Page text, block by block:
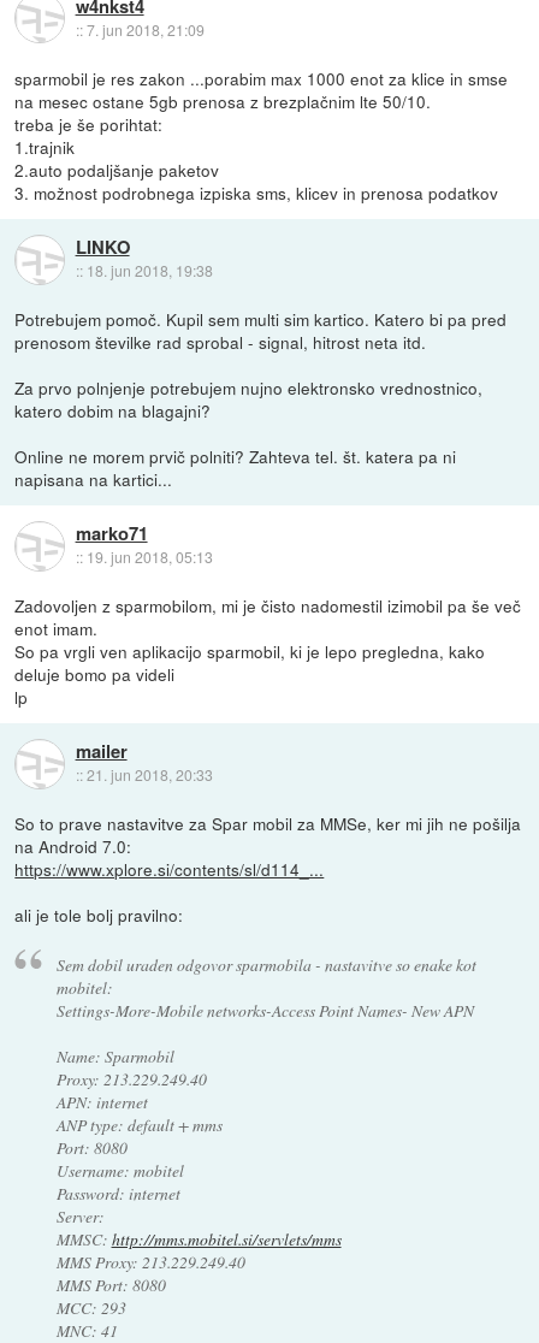
w4nkst4
::7. jun 2018, 21:09
sparmobil je res zakon ...porabim max 1000 enot za klice in smse
na mesec ostane 5gb prenosa z brezplačnim lte 50/10.
treba je še porihtat:
1.trajnik
2.auto podaljšanje paketov
3. možnost podrobnega izpiska sms, klicev in prenosa podatkov
LINKO
:: 18. jun 2018, 19:38
Potrebujem pomoč. Kupil sem multi sim kartico. Katero bi pa pred
prenosom številke rad sprobal - signal, hitrost neta itd.
Za prvo polnjenje potrebujem nujno elektronsko vrednostnico,
katero dobim na blagajni?
Online ne morem prvič polniti? Zahteva tel. št. katera pa ni
napisana na kartici...
marko71
:: 19. jun 2018, 05:13
Zadovoljen z sparmobilom, mi je čisto nadomestil izimobil pa še več
enot imam.
So pa vrgli ven aplikacijo sparmobil, ki je lepo pregledna, kako
deluje bomo pa videli
lp
mailer
::21. jun 2018, 20:33
So to prave nastavitve za Spar mobil za MMSe, ker mi jih ne pošilja
na Android 7.0:
https://www.xplore.si/contents/sl/d114_...
ali je tole bolj pravilno:
Sem dobil uraden odgovor sparmobila - nastavitve so enake kot
mobitel:
Settings-More-Mobile networks-Access Point Names- New APN
Name: Sparmobil
Proxy: 213.229.249.40
APN: internet
ANP type: default + mms
Port: 8080
Username: mobitel
Password: internet
Server:
MMSC: http://mms.mobitel.si/servlets/mms
MMS Proxy: 213.229.249.40
MMS Port: 8080
MCC: 293
MNC: 41